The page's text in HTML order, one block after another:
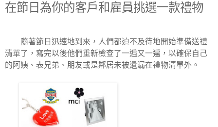
在節日為你的客戶和雇員挑選一款禮物
隨著節日迅速地到來，人們都迫不及待地開始準備送禮
清單了，寫完以後他們重新檢查了一遍又一遍，以確保自己
的阿姨、表兄弟、朋友或是鄰居未被遺漏在禮物清單外。